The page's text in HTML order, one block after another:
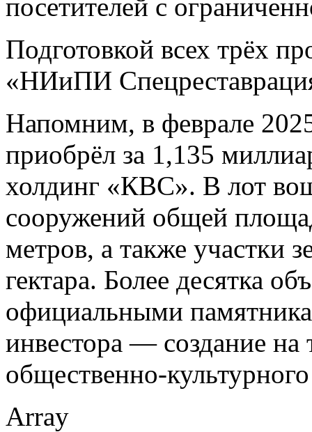
посетителей с
Подготовкой всех трёх
«НИиПИ
Напомним, в феврале
приобрёл за 1,135
холдинг «КВС». В лот
сооружений общей
метров, а также участки
гектара. Более десятка
официальными
инвестора — создание
общественно-
Array